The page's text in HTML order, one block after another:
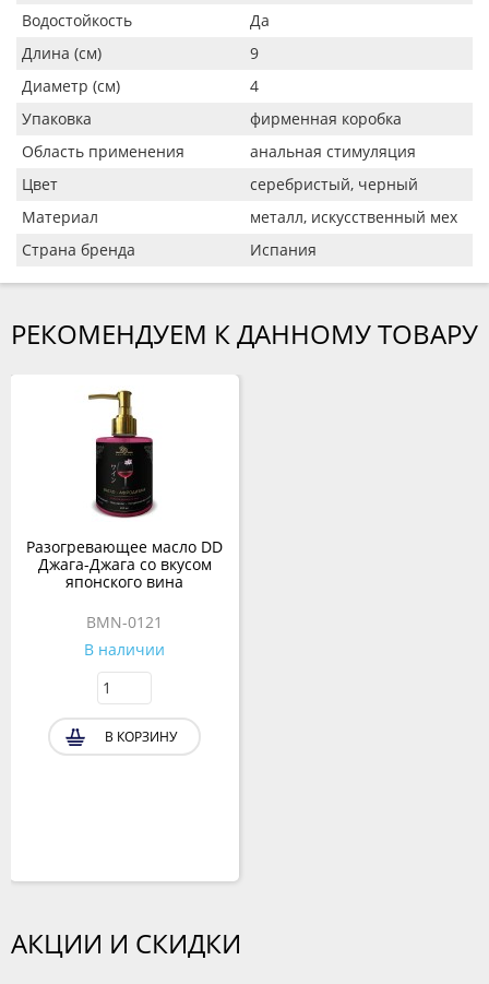
Водостойкость
Да
Длина (см)
9
Диаметр (см)
4
Упаковка
фирменная коробка
Область применения
анальная стимуляция
Цвет
серебристый, черный
Материал
металл, искусственный мех
Страна бренда
Испания
РЕКОМЕНДУЕМ К ДАННОМУ ТОВАРУ
Разогревающее масло DD
Джага-Джага со вкусом
японского вина
BMN-0121
В наличии
В КОРЗИНУ
АКЦИИ И СКИДКИ